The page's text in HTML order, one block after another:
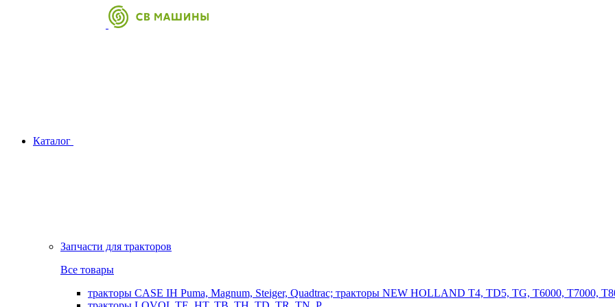
Каталог
Запчасти для тракторов
Все товары
тракторы CASE IH Puma, Magnum, Steiger, Quadtrac; тракторы NEW HOLLAND T4, TD5, TG, T6000, T7000,